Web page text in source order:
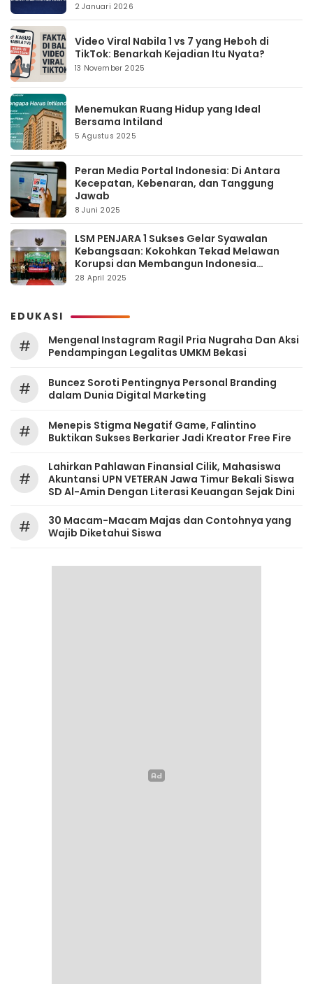
2 Januari 2026
Video Viral Nabila 1 vs 7 yang Heboh di
TikTok: Benarkah Kejadian Itu Nyata?
13 November 2025
Menemukan Ruang Hidup yang Ideal
Bersama Intiland
5 Agustus 2025
Peran Media Portal Indonesia: Di Antara
Kecepatan, Kebenaran, dan Tanggung
Jawab
8 Juni 2025
LSM PENJARA 1 Sukses Gelar Syawalan
Kebangsaan: Kokohkan Tekad Melawan
Korupsi dan Membangun Indonesia
Berintegritas
28 April 2025
EDUKASI
#
Mengenal Instagram Ragil Pria Nugraha Dan Aksi
Pendampingan Legalitas UMKM Bekasi
#
‎Buncez Soroti Pentingnya Personal Branding
dalam Dunia Digital Marketing
#
Menepis Stigma Negatif Game, Falintino
Buktikan Sukses Berkarier Jadi Kreator Free Fire
#
Lahirkan Pahlawan Finansial Cilik, Mahasiswa
Akuntansi UPN VETERAN Jawa Timur Bekali Siswa
SD Al-Amin Dengan Literasi Keuangan Sejak Dini
#
30 Macam-Macam Majas dan Contohnya yang
Wajib Diketahui Siswa